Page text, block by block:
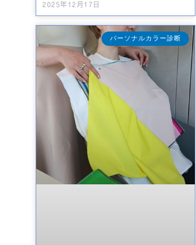
2025年12月17日
パーソナルカラー診断